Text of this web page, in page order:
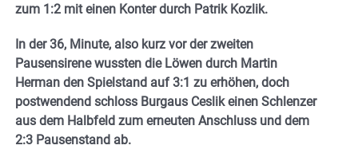
zum 1:2 mit einen Konter durch Patrik Kozlik.
In der 36, Minute, also kurz vor der zweiten
Pausensirene wussten die Löwen durch Martin
Herman den Spielstand auf 3:1 zu erhöhen, doch
postwendend schloss Burgaus Ceslik einen Schlenzer
aus dem Halbfeld zum erneuten Anschluss und dem
2:3 Pausenstand ab.